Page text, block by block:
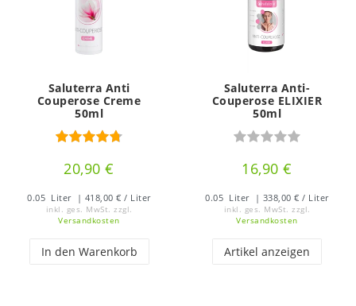
Saluterra Anti
Couperose Creme
50ml
20,90 €
0.05 Liter | 418,00 € / Liter
inkl. ges. MwSt. zzgl.
Versandkosten
In den Warenkorb
Saluterra Anti-
Couperose ELIXIER
50ml
16,90 €
0.05 Liter | 338,00 € / Liter
inkl. ges. MwSt. zzgl.
Versandkosten
Artikel anzeigen